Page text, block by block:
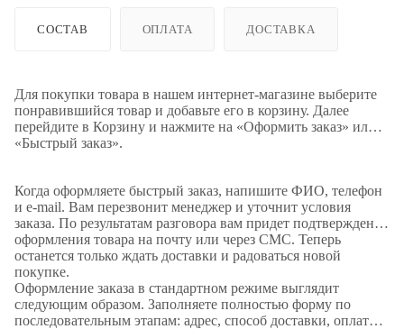
СОСТАВ ОПЛАТА ДОСТАВКА
Для покупки товара в нашем интернет-магазине выберите
понравившийся товар и добавьте его в корзину. Далее
перейдите в Корзину и нажмите на «Оформить заказ» или
«Быстрый заказ».
Когда оформляете быстрый заказ, напишите ФИО, телефон
и e-mail. Вам перезвонит менеджер и уточнит условия
заказа. По результатам разговора вам придет подтверждение
оформления товара на почту или через СМС. Теперь
останется только ждать доставки и радоваться новой
покупке.
Оформление заказа в стандартном режиме выглядит
следующим образом. Заполняете полностью форму по
последовательным этапам: адрес, способ доставки, оплаты,